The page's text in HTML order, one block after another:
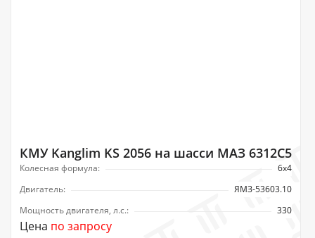
КМУ Kanglim KS 2056 на шасси МАЗ 6312C5
Колесная формула:
6х4
Двигатель:
ЯМЗ-53603.10
Мощность двигателя, л.с.:
330
Цена по запросу